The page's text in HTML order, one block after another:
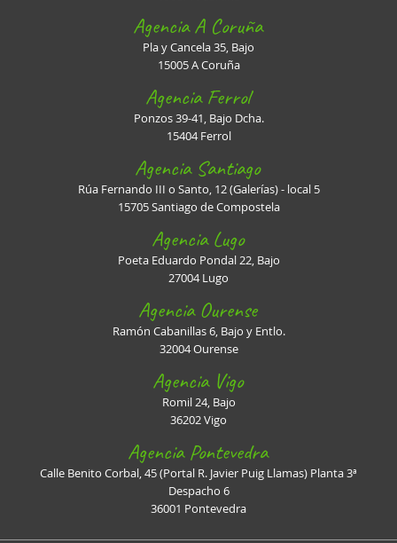
Agencia A Coruña
Pla y Cancela 35, Bajo
15005 A Coruña
Agencia Ferrol
Ponzos 39-41, Bajo Dcha.
15404 Ferrol
Agencia Santiago
Rúa Fernando III o Santo, 12 (Galerías) - local 5
15705 Santiago de Compostela
Agencia Lugo
Poeta Eduardo Pondal 22, Bajo
27004 Lugo
Agencia Ourense
Ramón Cabanillas 6, Bajo y Entlo.
32004 Ourense
Agencia Vigo
Romil 24, Bajo
36202 Vigo
Agencia Pontevedra
Calle Benito Corbal, 45 (Portal R. Javier Puig Llamas) Planta 3ª
Despacho 6
36001 Pontevedra